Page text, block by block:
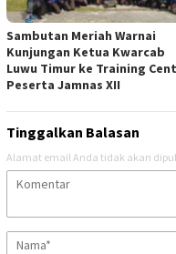
Sambutan Meriah Warnai
Kunjungan Ketua Kwarcab
Luwu Timur ke Training
Peserta Jamnas XII
Tinggalkan Balasan
Alamat email Anda tidak akan